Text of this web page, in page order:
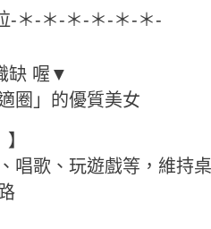
-＊-＊-＊-＊-＊-＊-
缺 喔▼
圈」的優質美女
唱歌、玩遊戲等，維持